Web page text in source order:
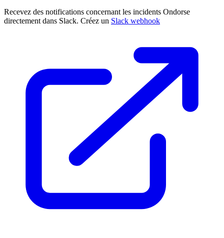
Recevez des notifications concernant les incidents Ondorse
directement dans Slack. Créez un Slack webhook